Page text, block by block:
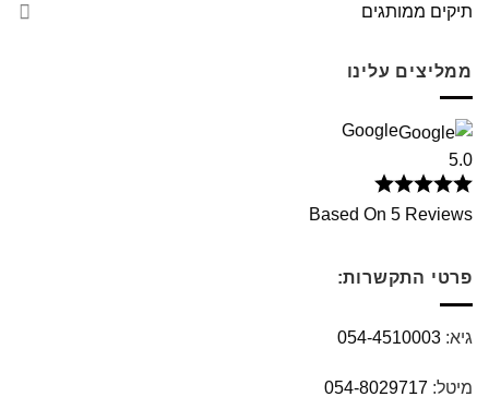
תיקים ממותגים
ממליצים עלינו
Google
5.0
Based On 5 Reviews
פרטי התקשרות:
גיא: 054-4510003
מיטל: 054-8029717